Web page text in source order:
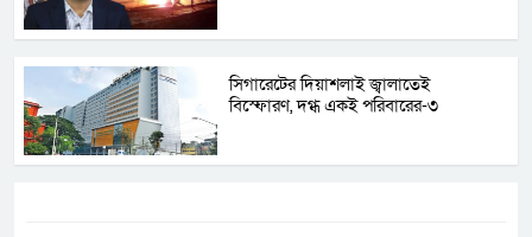
সিগারেটের দিয়াশলাই জ্বালাতেই
বিস্ফোরণ, দগ্ধ একই পরিবারের-৩